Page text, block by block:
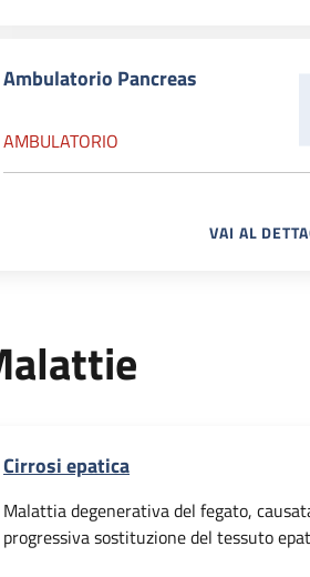
Ambulatorio Pancreas
AMBULATORIO
VAI AL
Cirrosi epatica
Malattia degenerativa del fegato,
progressiva sostituzione del tessuto